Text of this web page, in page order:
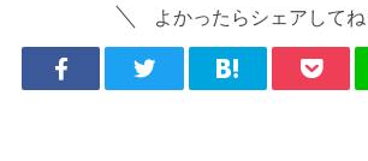
よかったらシェアしてね